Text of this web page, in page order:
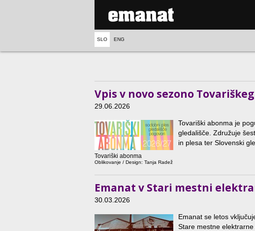
SLO ENG
Vpis v novo sezono
29.06.2026
Tovariški abonma
Oblikovanje / Design: Tanja Radež
Tovariški abonma je
gledališče. Združuje
in plesa ter Slovenski
Emanat v Stari mestni
30.03.2026
Emanat se letos
Stare mestne